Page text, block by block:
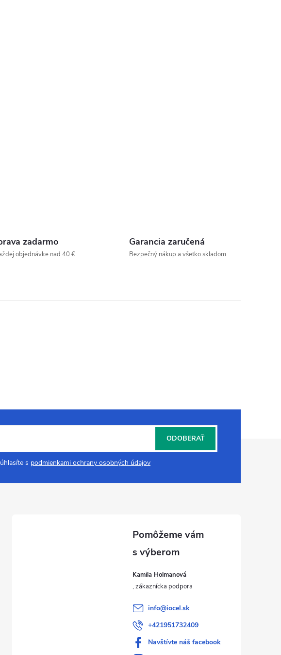
zadarmo
objednávke nad 40 €
Garancia zaručená
Bezpečný nákup a všetko skladom
s podmienkami ochrany osobných údajov
ODOBERAŤ
Kamila Holmanová
info@iocel.sk
+421951732409
Navštívte náš facebook